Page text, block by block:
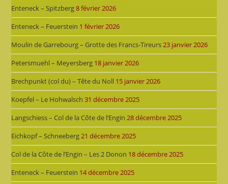
Enteneck – Spitzberg8 février 2026
Enteneck – Feuerstein 1 février 2026
Moulin de Garrebourg – Grotte des Francs-Tireurs23 janvier 2026
Petersmuehl – Meyersberg 18 janvier 2026
Brechpunkt (col du) – Tête du Noll 15 janvier 2026
Koepfel – Le Hohwalsch 31 décembre 2025
Langschiess – Col de la Côte de l’Engin 28 décembre 2025
Eichkopf – Schneeberg21 décembre 2025
Col de la Côte de l’Engin – Les 2 Donon 18 décembre 2025
Enteneck – Feuerstein 14 décembre 2025